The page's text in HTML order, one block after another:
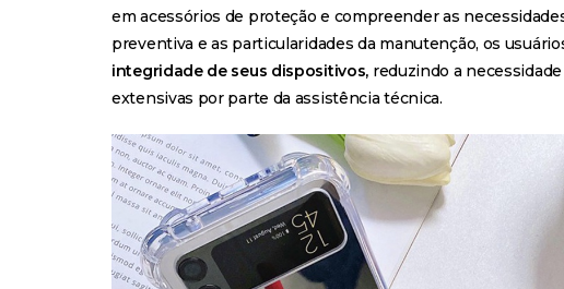
em acessórios de proteção e compreender as
preventiva e as particularidades da manutenção, os
integridade de seus dispositivos, reduzindo a
extensivas por parte da assistência técnica.